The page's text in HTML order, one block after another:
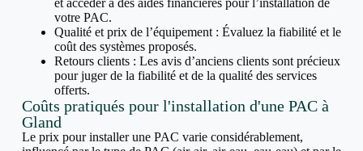
et accéder à des aides financières pour l’installation de
votre PAC.
Qualité et prix de l’équipement : Évaluez la fiabilité et le
coût des systèmes proposés.
Retours clients : Les avis d’anciens clients sont précieux
pour juger de la fiabilité et de la qualité des services
offerts.
Coûts pratiqués pour l'installation d'une PAC à
Gland
Le prix pour installer une PAC varie considérablement,